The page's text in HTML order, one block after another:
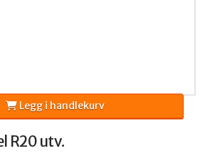
R20 utv.
Legg i handlekurv